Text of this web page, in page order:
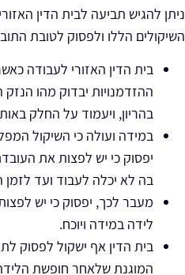
ניתן להגיש תביעה לבית הדין
השיקולים הללו ולפסוק לטובת
בית הדין האזורי לעבודה
ההזדמנויות יבדוק מהו הנזק
בהריון, ויעמוד על החלק
במידה ועולה כי השיקול
יפסוק כי יש לפצות את
בה לא יכלה לעבוד ועד לזמן
מעבר לכך, יפסוק כי יש
לידה במידה ויוכח.
בית הדין אף ישקול לפסוק
המוגנת שלאחר חופשת